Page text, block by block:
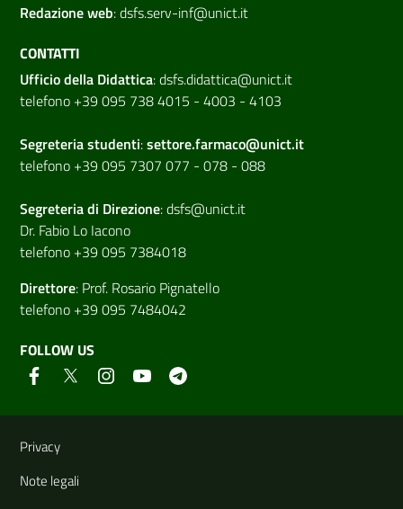
Redazione web:dsfs.serv-inf@unict.it
CONTATTI
Ufficio della Didattica:dsfs.didattica@unict.it
telefono +39 095 738 4015 - 4003 - 4103
Segreteria studenti:settore.farmaco@unict.it
telefono +39 095 7307 077 - 078 - 088
Segreteria di Direzione:dsfs@unict.it
Dr. Fabio Lo Iacono
telefono +39 095 7384018
Direttore: Prof. Rosario Pignatello
telefono +39 095 7484042
FOLLOW US
Useful links and information
Privacy
Note legali